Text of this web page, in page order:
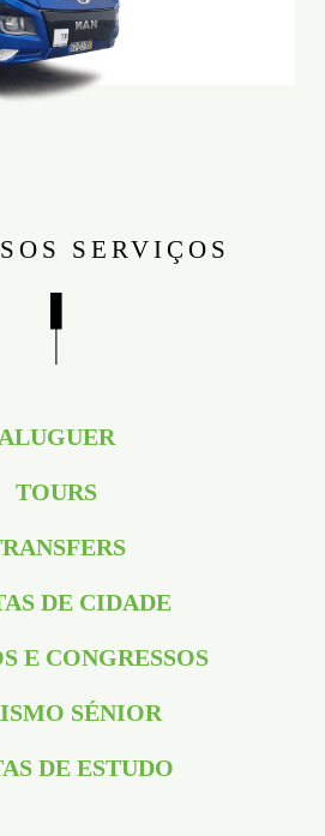
SERVIÇOS
ALUGUER
TOURS
DE CIDADE
E CONGRESSOS
SÉNIOR
DE ESTUDO